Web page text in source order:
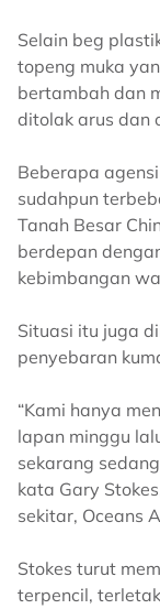
Selain beg
topeng muka
bertambah dan
ditolak arus dan
Beberapa
sudahpun
Tanah Besar
berdepan
kebimbangan
Situasi itu juga
penyebaran
“Kami hanya
lapan minggu
sekarang
kata Gary
sekitar, Oceans
Stokes turut
terpencil,